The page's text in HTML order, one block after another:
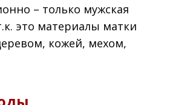
– только мужская
это материалы матки
кожей, мехом,